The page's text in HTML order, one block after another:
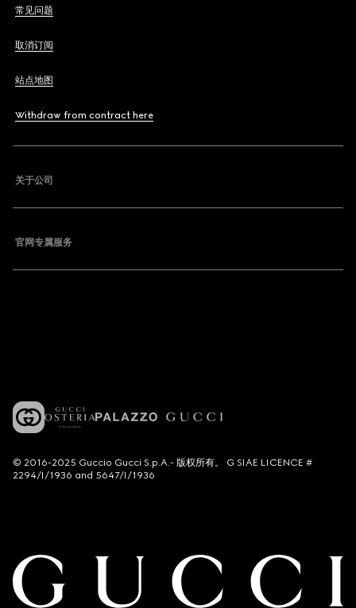
常见问题
取消订阅
站点地图
Withdraw from contract here
关于公司
官网专属服务
© 2016-2025 Guccio Gucci S.p.A.- 版权所有。 G SIAE LICENCE #
2294/I/1936 and 5647/I/1936